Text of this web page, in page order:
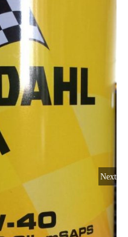
Next